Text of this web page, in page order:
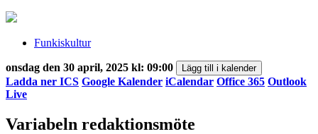
Funkiskultur
onsdag den 30 april, 2025 kl: 09:00 Lägg till i kalender
Ladda ner ICS Google Kalender iCalendar Office 365 Outlook
Live
Variabeln redaktionsmöte